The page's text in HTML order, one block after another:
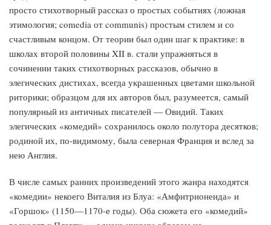
просто стихотворный рассказ о простых событиях (ложная
этимология; comedia от communis) простым стилем и со
счастливым концом. От теории был один шаг к практике: в
школах второй половины XII в. стали упражняться в
сочинении таких стихотворных рассказов, обычно в
элегических дистихах, всегда украшенных цветами школьной
риторики; образцом для их авторов был, разумеется, самый
популярный из античных писателей — Овидий. Таких
элегических «комедий» сохранилось около полутора десятков;
родиной их, по-видимому, была северная Франция и вслед за
нею Англия.
В числе самых ранних произведений этого жанра находятся
«комедии» некоего Виталия из Блуа: «Амфитрионеида» и
«Горшок» (1150—1170-е годы). Оба сюжета его «комедий»